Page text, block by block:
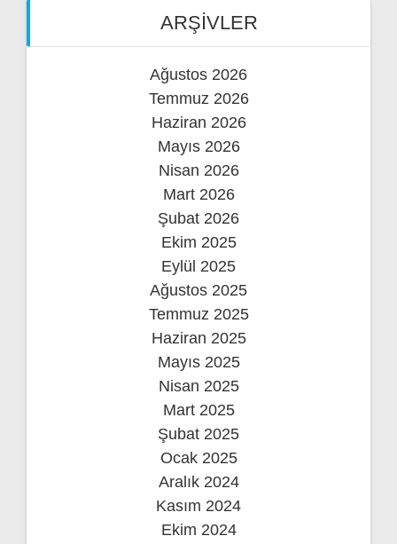
ARŞIVLER
Ağustos 2026
Temmuz 2026
Haziran 2026
Mayıs 2026
Nisan 2026
Mart 2026
Şubat 2026
Ekim 2025
Eylül 2025
Ağustos 2025
Temmuz 2025
Haziran 2025
Mayıs 2025
Nisan 2025
Mart 2025
Şubat 2025
Ocak 2025
Aralık 2024
Kasım 2024
Ekim 2024